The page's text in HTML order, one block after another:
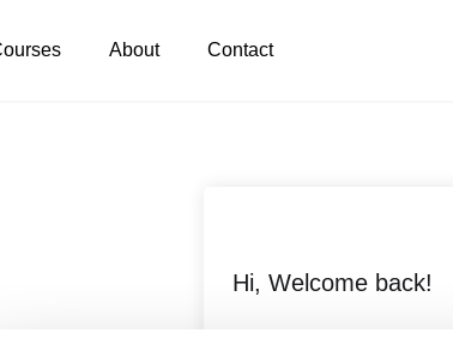
About Contact
Hi, Welcome back!